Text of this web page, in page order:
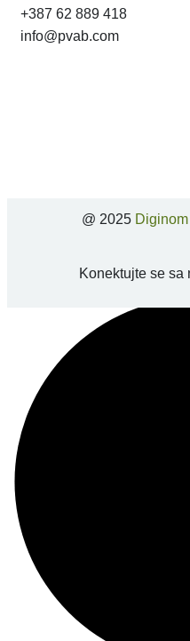
+387 62 889 418
info@pvab.com
@ 2025 Diginom
Konektujte se sa